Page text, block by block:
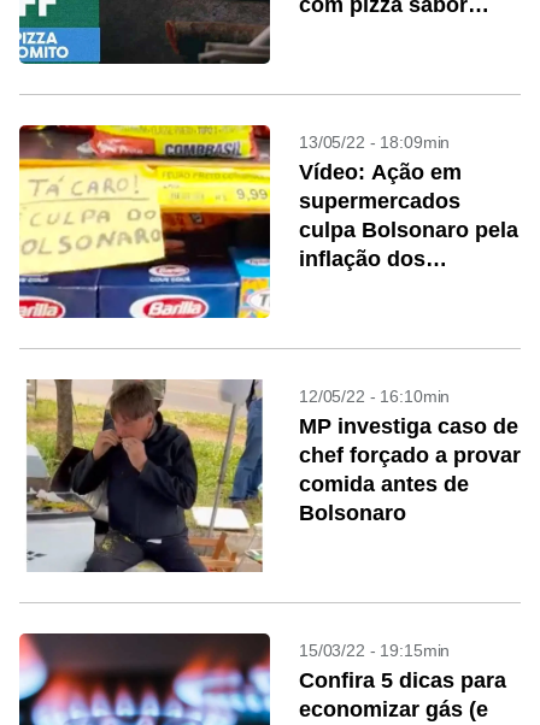
com pizza sabor
13/05/22 - 18:09min
Vídeo: Ação em
supermercados
culpa Bolsonaro pela
inflação dos
12/05/22 - 16:10min
MP investiga caso de
chef forçado a provar
comida antes de
Bolsonaro
15/03/22 - 19:15min
Confira 5 dicas para
economizar gás (e